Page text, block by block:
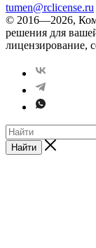
tumen@rclicense.ru
© 2016—2026,
решения для
лицензирование,
Найти